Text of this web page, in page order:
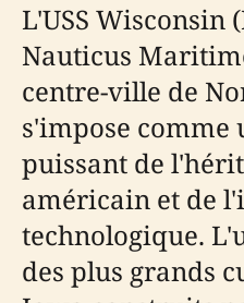
L'USS Wisconsin
Nauticus
centre-ville de
s'impose comme
puissant de
américain et de
technologique.
des plus grands